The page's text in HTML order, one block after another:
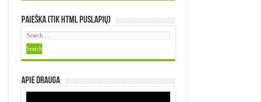
Paieška (tik HTML puslapių)
Apie DRAUGA